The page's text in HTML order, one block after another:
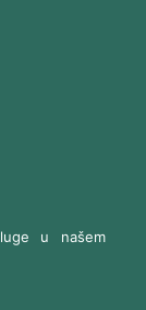
u našem